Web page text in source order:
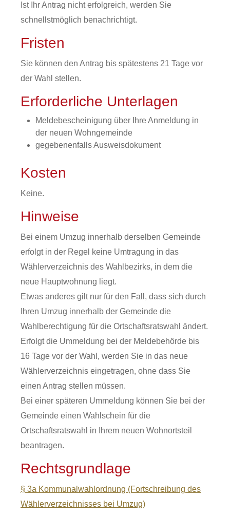
Ist Ihr Antrag nicht erfolgreich, werden Sie
schnellstmöglich benachrichtigt.
Fristen
Sie können den Antrag bis spätestens 21 Tage vor
der Wahl stellen.
Erforderliche Unterlagen
Meldebescheinigung über Ihre Anmeldung in
der neuen Wohngemeinde
gegebenenfalls Ausweisdokument
Kosten
Keine.
Hinweise
Bei einem Umzug innerhalb derselben Gemeinde
erfolgt in der Regel keine Umtragung in das
Wählerverzeichnis des Wahlbezirks, in dem die
neue Hauptwohnung liegt.
Etwas anderes gilt nur für den Fall, dass sich durch
Ihren Umzug innerhalb der Gemeinde die
Wahlberechtigung für die Ortschaftsratswahl ändert.
Erfolgt die Ummeldung bei der Meldebehörde bis
16 Tage vor der Wahl, werden Sie in das neue
Wählerverzeichnis eingetragen, ohne dass Sie
einen Antrag stellen müssen.
Bei einer späteren Ummeldung können Sie bei der
Gemeinde einen Wahlschein für die
Ortschaftsratswahl in Ihrem neuen Wohnortsteil
beantragen.
Rechtsgrundlage
§ 3a Kommunalwahlordnung (Fortschreibung des
Wählerverzeichnisses bei Umzug)